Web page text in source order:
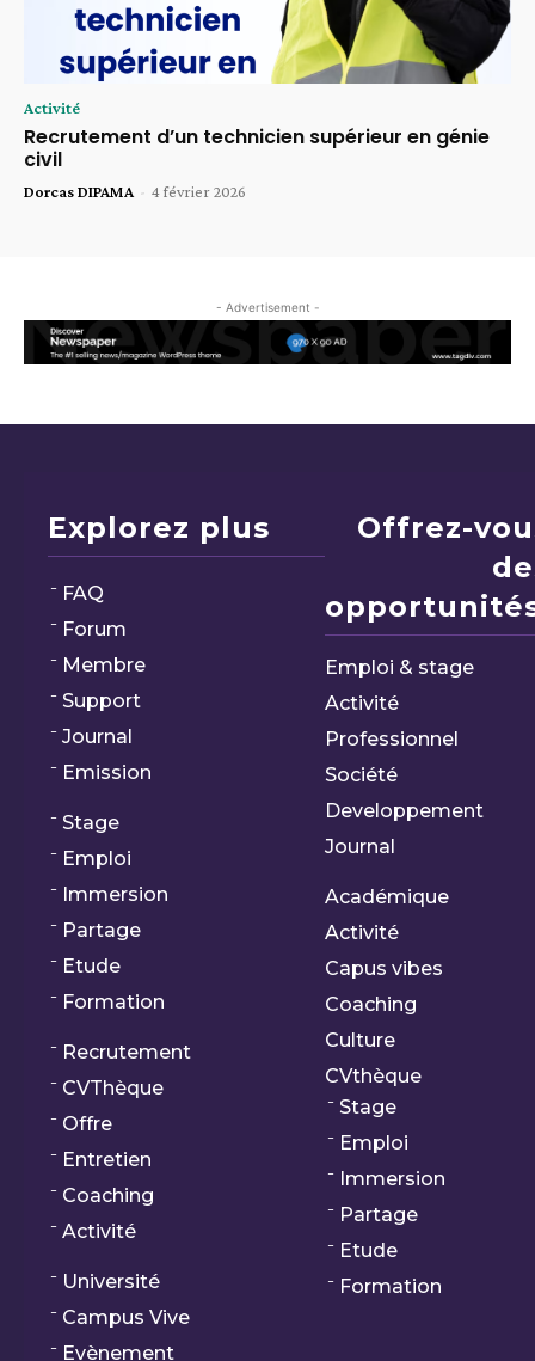
Activité
Recrutement d’un technicien supérieur en génie
civil
Dorcas DIPAMA - 4 février 2026
- Advertisement -
Explorez plus
FAQ
Forum
Membre
Support
Journal
Emission
Stage
Emploi
Immersion
Partage
Etude
Formation
Recrutement
CVThèque
Offre
Entretien
Coaching
Activité
Université
Campus Vive
Evènement
Offrez-
Emploi & stage
Activité
Professionnel
Société
Developpement
Journal
Académique
Activité
Capus vibes
Coaching
Culture
CVthèque
Stage
Emploi
Immersion
Partage
Etude
Formation